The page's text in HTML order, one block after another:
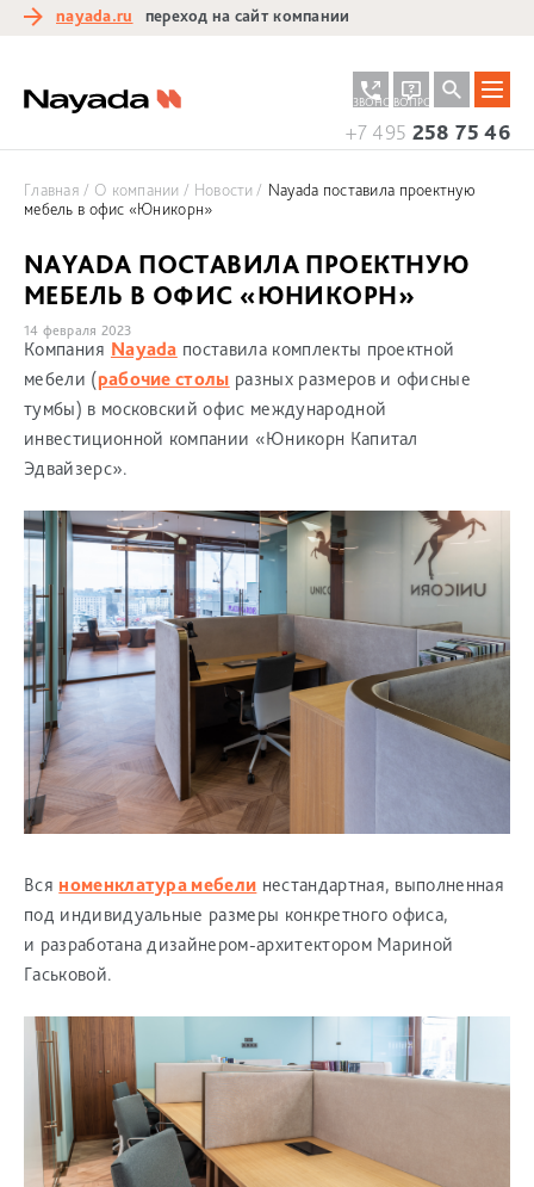
nayada.ru переход на сайт компании
ЗАКАЗАТЬ
ЗВОНОК
ЗАДАТЬ
ВОПРОС
+7 495 258 75 46
Главная О компании Новости
Nayada поставила проектную
мебель в офис «Юникорн»
NAYADA ПОСТАВИЛА ПРОЕКТНУЮ
МЕБЕЛЬ В ОФИС «ЮНИКОРН»
14 февраля 2023
Компания Nayada поставила комплекты проектной
мебели (рабочие столы разных размеров и офисные
тумбы) в московский офис международной
инвестиционной компании «Юникорн Капитал
Эдвайзерс».
Вся номенклатура мебели нестандартная, выполненная
под индивидуальные размеры конкретного офиса,
и разработана дизайнером-архитектором Мариной
Гаськовой.